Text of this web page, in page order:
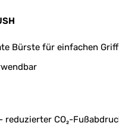
Bürste für einfachen
reduzierter CO₂-